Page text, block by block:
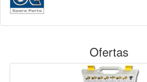
Ofertas